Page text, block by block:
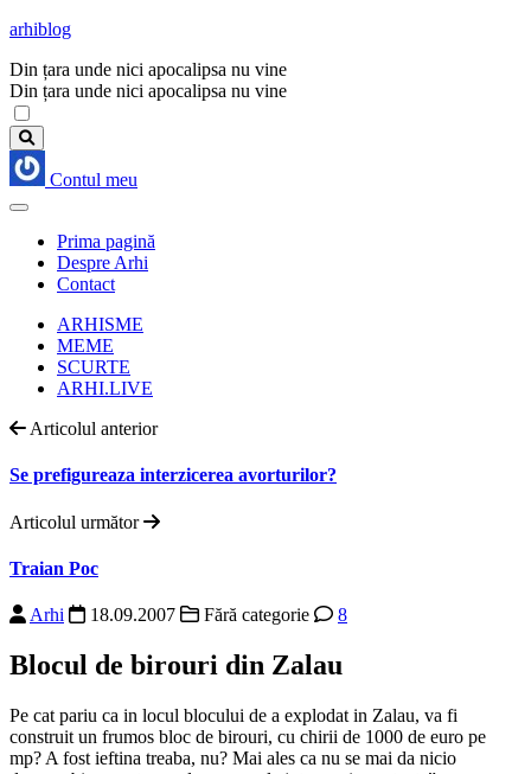
arhiblog
Din țara unde nici apocalipsa nu vine
Din țara unde nici apocalipsa nu vine
Contul meu
Prima pagină
Despre Arhi
Contact
ARHISME
MEME
SCURTE
ARHI.LIVE
Articolul anterior
Se prefigureaza interzicerea avorturilor?
Articolul următor
Traian Poc
Arhi 18.09.2007 Fără categorie 8
Blocul de birouri din Zalau
Pe cat pariu ca in locul blocului de a explodat in Zalau, va fi
construit un frumos bloc de birouri, cu chirii de 1000 de euro pe
mp? A fost ieftina treaba, nu? Mai ales ca nu se mai da nicio